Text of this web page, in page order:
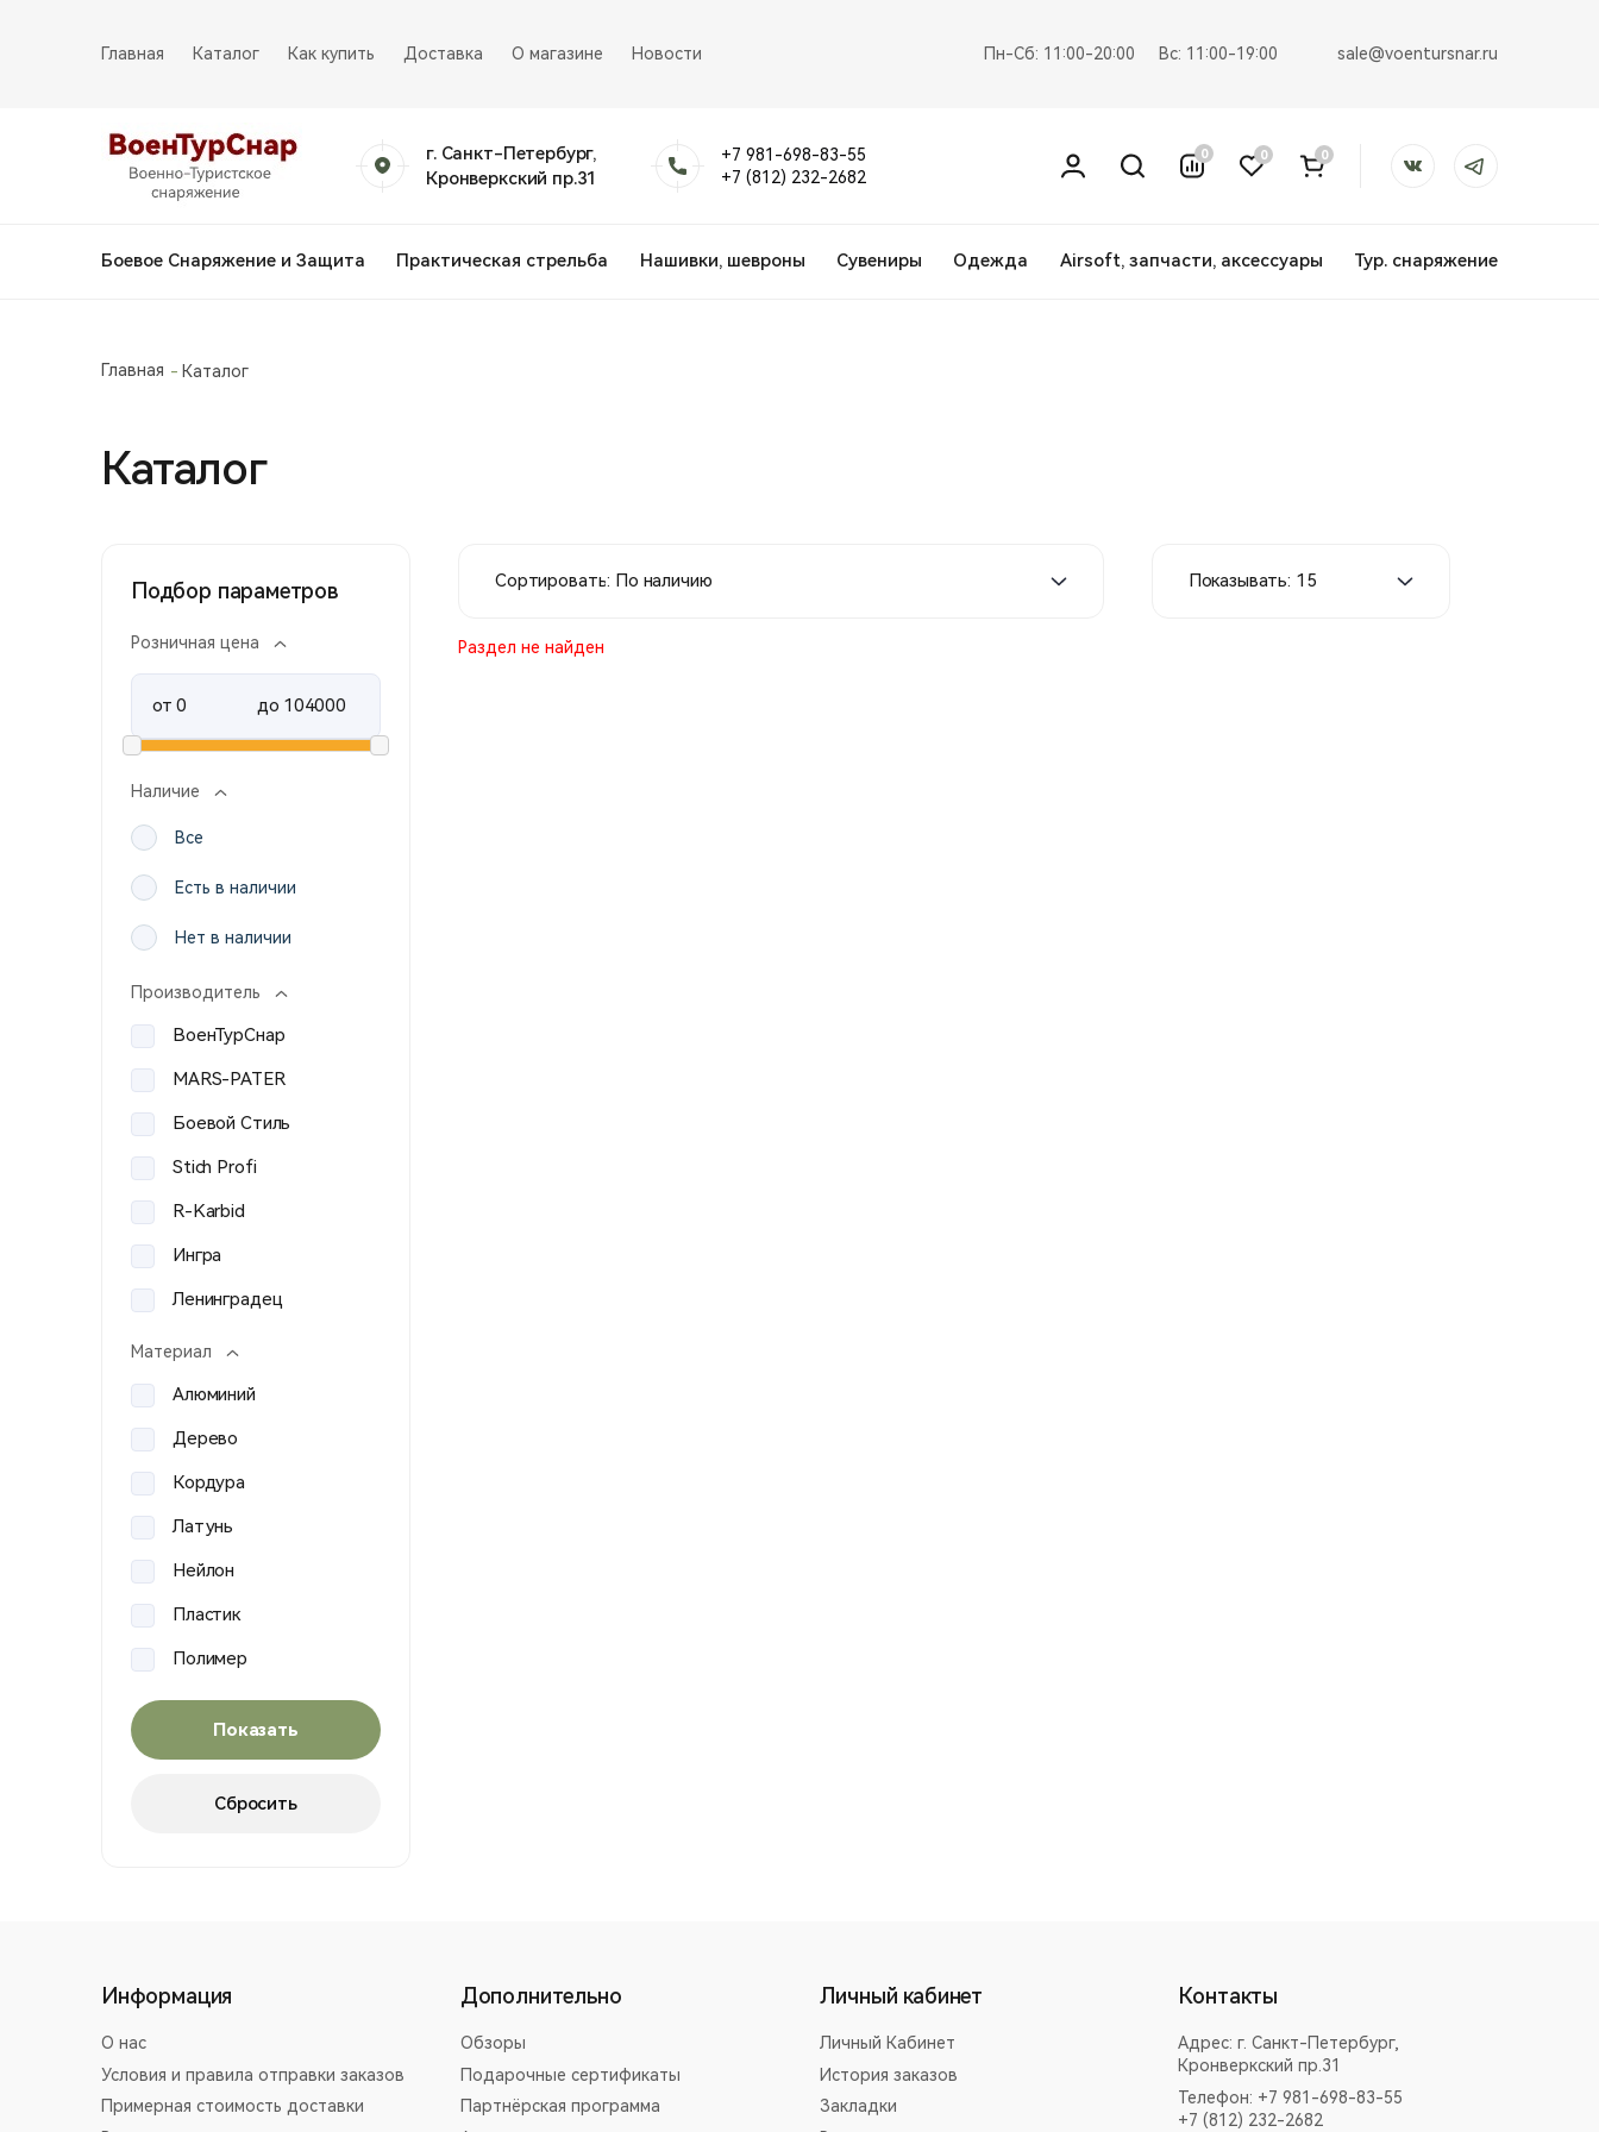
Главная Каталог Как купить Доставка О магазине Новости Пн-Сб: 11:00-20:00 Вс: 11:00-19:00 sale@voentursnar.ru
г. Санкт-Петербург,
Кронверкский пр.31
+7 981-698-83-55
+7 (812) 232-2682
0 0 0
Боевое Снаряжение и Защита Практическая стрельба Нашивки, шевроны Сувениры Одежда Airsoft, запчасти, аксессуары Тур. снаряжение
Главная Каталог
Каталог
Подбор параметров
Розничная цена
от до
Наличие
Все
Есть в наличии
Нет в наличии
Производитель
ВоенТурСнар
MARS-PATER
Боевой Стиль
Stich Profi
R-Karbid
Ингра
Ленинградец
Bolle
Veber
Азот
Техинком
9х39
A&K
AGM
Anatactical
ARES
ARMY
CYMA
DIBOYS
Материал
Алюминий
Дерево
Кордура
Латунь
Нейлон
Пластик
Полимер
Резина
Сортировать: По наличию Показывать: 15
Раздел не найден
Информация
О нас
Условия и правила отправки заказов
Примерная стоимость доставки
Дополнительно
Обзоры
Подарочные сертификаты
Партнёрская программа
Личный кабинет
Личный Кабинет
История заказов
Закладки
Контакты
Адрес:г. Санкт-Петербург,
Кронверкский пр.31
Телефон: +7 981-698-83-55
+7 (812) 232-2682